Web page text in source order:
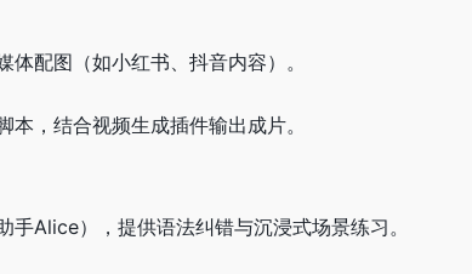
配图（如小红书、抖音内容）。
，结合视频生成插件输出成片。
Alice），提供语法纠错与沉浸式场景练习。